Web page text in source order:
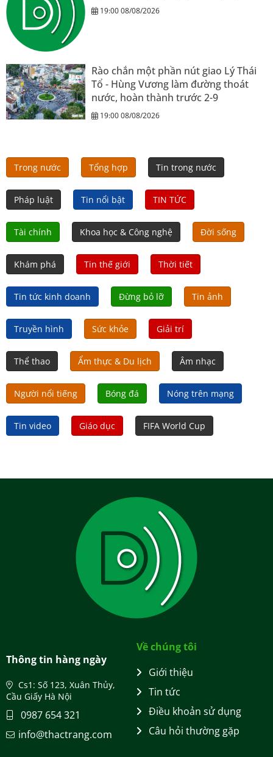
19:00 08/08/2026
Rào chắn một phần nút giao Lý Thái
Tổ - Hùng Vương làm đường thoát
nước, hoàn thành trước 2-9
19:00 08/08/2026
Trong nước Tổng hợp Tin trong nước
Pháp luật Tin nổi bật TIN TỨC
Tài chính Khoa học & Công nghệ Đời sống
Khám phá Tin thế giới Thời tiết
Tin tức kinh doanh Đừng bỏ lỡ Tin ảnh
Truyền hình Sức khỏe Giải trí
Thể thao Ẩm thực & Du lịch Âm nhạc
Người nổi tiếng Bóng đá Nóng trên mạng
Tin video Giáo dục FIFA World Cup
Thông tin hàng ngày
Cs1: Số 123, Xuân Thủy,
Cầu Giấy Hà Nội
0987 654 321
info@thactrang.com
Về chúng tôi
Giới thiệu
Tin tức
Điều khoản sử dụng
Câu hỏi thường gặp